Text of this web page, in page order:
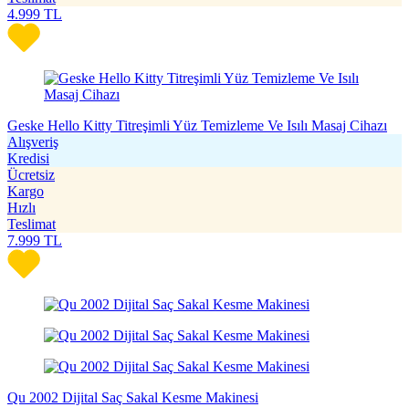
4.999 TL
Geske Hello Kitty Titreşimli Yüz Temizleme Ve Isılı Masaj Cihazı
Alışveriş
Kredisi
Ücretsiz
Kargo
Hızlı
Teslimat
7.999 TL
Qu 2002 Dijital Saç Sakal Kesme Makinesi